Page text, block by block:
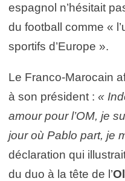
espagnol n’hésitait
du football comme «
sportifs d’Europe ».
Le Franco-Marocain
à son président : «
amour pour l’OM, je
jour où Pablo part, je
déclaration qui
du duo à la tête de l’